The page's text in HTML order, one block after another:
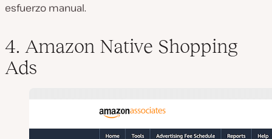
esfuerzo manual.
4. Amazon Native Shopping
Ads